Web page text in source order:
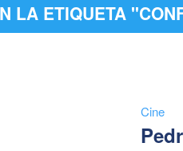
LA ETIQUETA
Cine